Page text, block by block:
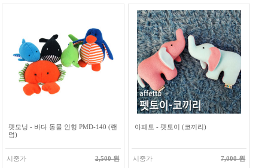
펫모닝 - 바다 동물 인형 PMD-140 (랜
덤)
시중가 2,500 원
아페토 - 펫토이 (코끼리)
시중가 7,000 원